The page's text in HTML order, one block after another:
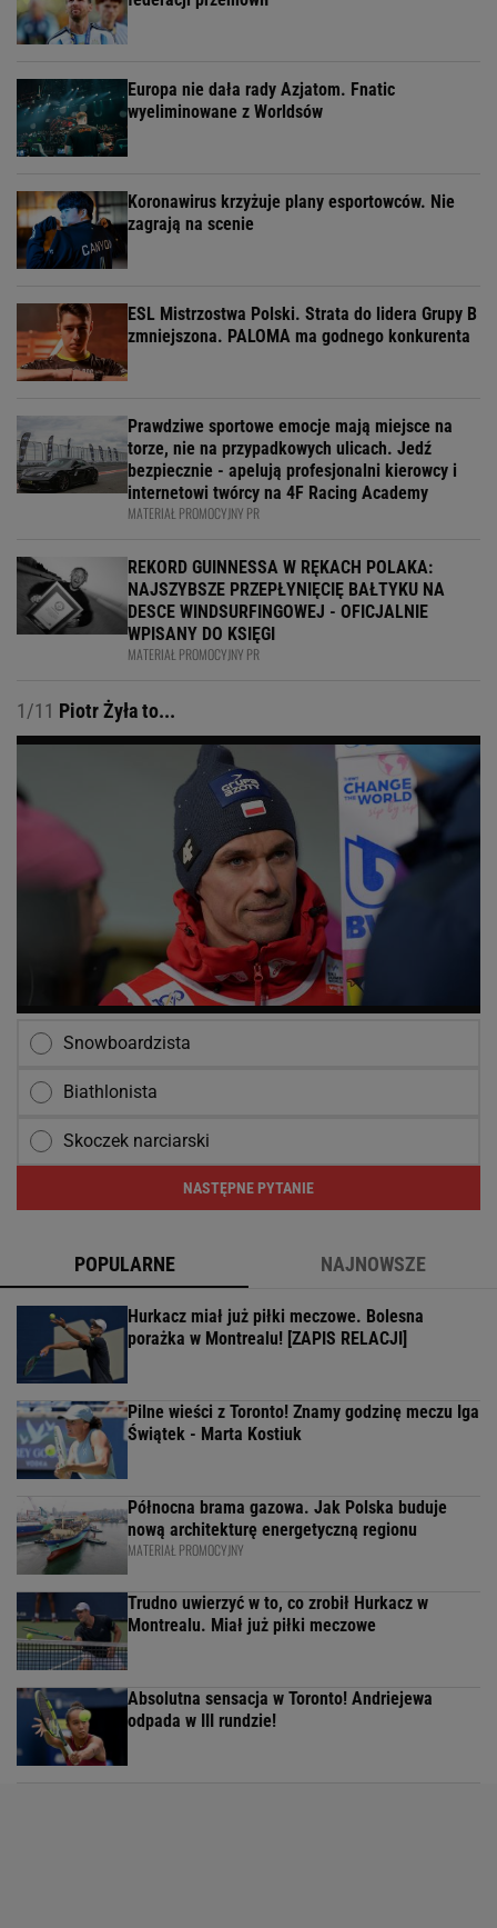
Europa nie dała rady Azjatom. Fnatic
wyeliminowane z Worldsów
Koronawirus krzyżuje plany esportowców. Nie
zagrają na scenie
ESL Mistrzostwa Polski. Strata do lidera Grupy B
zmniejszona. PALOMA ma godnego konkurenta
Prawdziwe sportowe emocje mają miejsce na
torze, nie na przypadkowych ulicach. Jedź
bezpiecznie - apelują profesjonalni kierowcy i
internetowi twórcy na 4F Racing Academy
MATERIAŁ PROMOCYJNY PR
REKORD GUINNESSA W RĘKACH POLAKA:
NAJSZYBSZE PRZEPŁYNIĘCIĘ BAŁTYKU NA
DESCE WINDSURFINGOWEJ - OFICJALNIE
WPISANY DO KSIĘGI
MATERIAŁ PROMOCYJNY PR
1/11 Piotr Żyła to...
Snowboardzista
Biathlonista
Skoczek narciarski
NASTĘPNE PYTANIE
POPULARNE NAJNOWSZE
Hurkacz miał już piłki meczowe. Bolesna
porażka w Montrealu! [ZAPIS RELACJI]
Pilne wieści z Toronto! Znamy godzinę meczu Iga
Świątek - Marta Kostiuk
Północna brama gazowa. Jak Polska buduje
nową architekturę energetyczną regionu
MATERIAŁ PROMOCYJNY
Trudno uwierzyć w to, co zrobił Hurkacz w
Montrealu. Miał już piłki meczowe
Absolutna sensacja w Toronto! Andriejewa
odpada w III rundzie!